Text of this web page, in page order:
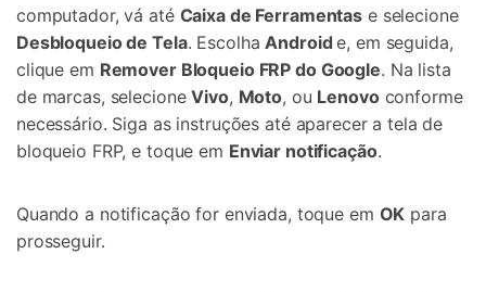
computador, vá até Caixa de Ferramentas e selecione
Desbloqueio de Tela. EscolhaAndroide, em seguida,
clique em Remover Bloqueio FRP do Google. Na lista
de marcas, selecioneVivo, Moto, ou Lenovoconforme
necessário. Siga as instruções até aparecer a tela de
bloqueio FRP, e toque em Enviar notificação.
Quando a notificação for enviada, toque em OK para
prosseguir.